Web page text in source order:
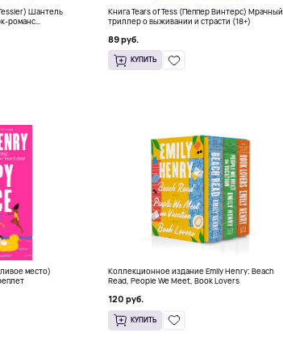
Шантель
романс
Книга Tears of Tess (Пеппер Винтерс) Мрачный
триллер о выживании и страсти (18+)
89 руб.
КУПИТЬ
место)
Коллекционное издание Emily Henry: Beach
Read, People We Meet, Book Lovers
120 руб.
КУПИТЬ